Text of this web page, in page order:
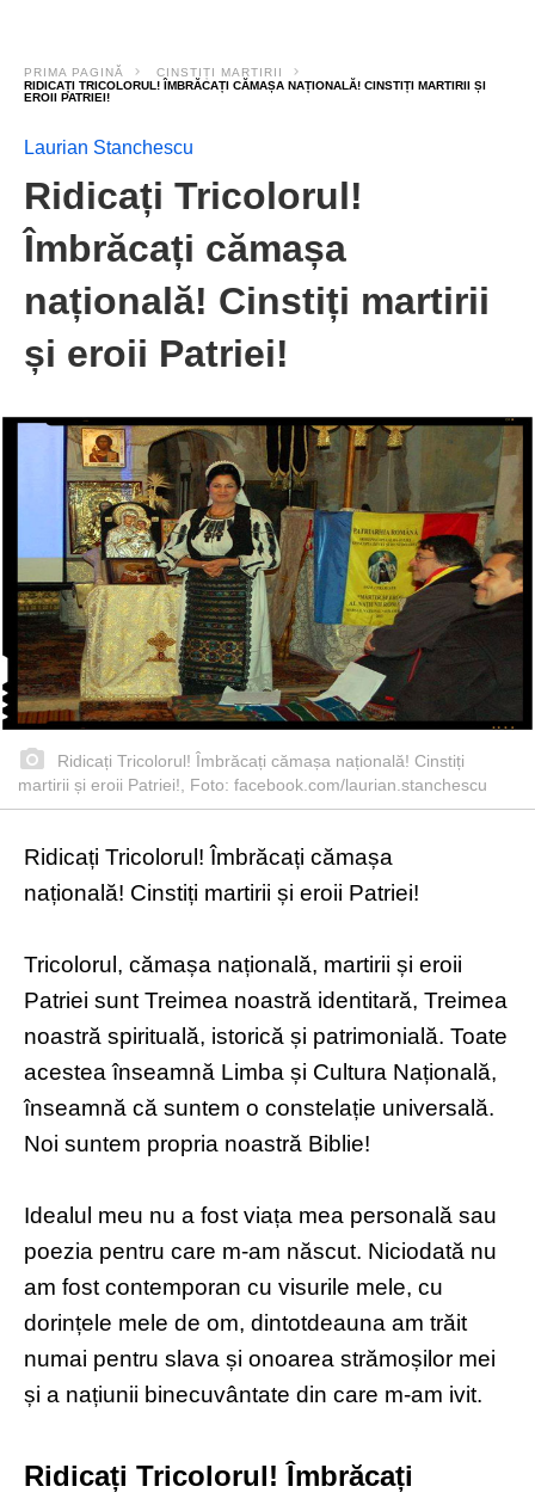
PRIMA PAGINĂ
CINSTIȚI MARTIRII
RIDICAȚI TRICOLORUL! ÎMBRĂCAȚI CĂMAȘA NAȚIONALĂ! CINSTIȚI MARTIRII ȘI
EROII PATRIEI!
Laurian Stanchescu
Ridicați Tricolorul!
Îmbrăcați cămașa
națională! Cinstiți martirii
și eroii Patriei!
Ridicați Tricolorul! Îmbrăcați cămașa națională! Cinstiți
martirii și eroii Patriei!, Foto: facebook.com/laurian.stanchescu
Ridicați Tricolorul! Îmbrăcați cămașa
națională! Cinstiți martirii și eroii Patriei!
Tricolorul, cămașa națională, martirii și eroii
Patriei sunt Treimea noastră identitară, Treimea
noastră spirituală, istorică și patrimonială. Toate
acestea înseamnă Limba și Cultura Națională,
înseamnă că suntem o constelație universală.
Noi suntem propria noastră Biblie!
Idealul meu nu a fost viața mea personală sau
poezia pentru care m-am născut. Niciodată nu
am fost contemporan cu visurile mele, cu
dorințele mele de om, dintotdeauna am trăit
numai pentru slava și onoarea strămoșilor mei
și a națiunii binecuvântate din care m-am ivit.
Ridicați Tricolorul! Îmbrăcați